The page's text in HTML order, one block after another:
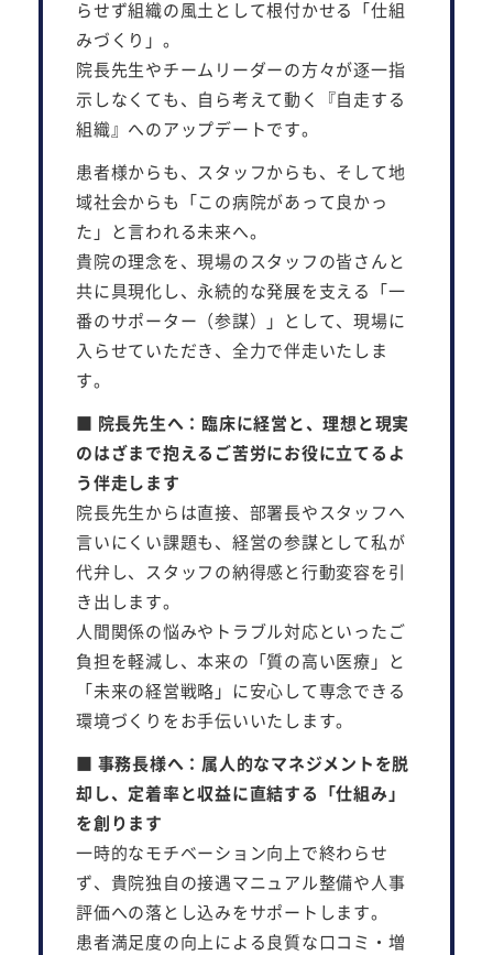
らせず組織の風土として根付かせる「仕組
みづくり」。
院長先生やチームリーダーの方々が逐一指
示しなくても、自ら考えて動く『自走する
組織』へのアップデートです。
患者様からも、スタッフからも、そして地
域社会からも「この病院があって良かっ
た」と言われる未来へ。
貴院の理念を、現場のスタッフの皆さんと
共に具現化し、永続的な発展を支える「一
番のサポーター（参謀）」として、現場に
入らせていただき、全力で伴走いたしま
す。
■ 院長先生へ：臨床に経営と、理想と現実
のはざまで抱えるご苦労にお役に立てるよ
う伴走します
院長先生からは直接、部署長やスタッフへ
言いにくい課題も、経営の参謀として私が
代弁し、スタッフの納得感と行動変容を引
き出します。
人間関係の悩みやトラブル対応といったご
負担を軽減し、本来の「質の高い医療」と
「未来の経営戦略」に安心して専念できる
環境づくりをお手伝いいたします。
■ 事務長様へ：属人的なマネジメントを脱
却し、定着率と収益に直結する「仕組み」
を創ります
一時的なモチベーション向上で終わらせ
ず、貴院独自の接遇マニュアル整備や人事
評価への落とし込みをサポートします。
患者満足度の向上による良質な口コミ・増